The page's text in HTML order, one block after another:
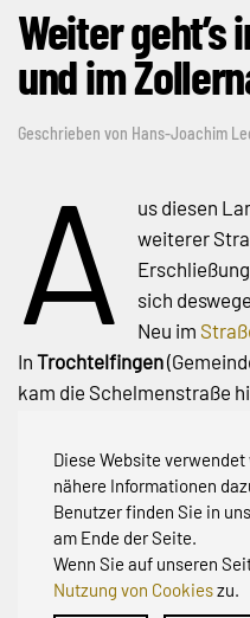
Diese Website
nähere Informationen
Benutzer finden Sie in
am Ende der Seite.
Wenn Sie auf unseren
Nutzung von Cookieszu.
Weiter geht’s
und im
Geschrieben von Hans-Joachim
A
us diesen
weiterer
sich
Neu im
In Trochtelfingen
kam die Schelmenstraße
die Schloßbergstraße und
ergänzt.